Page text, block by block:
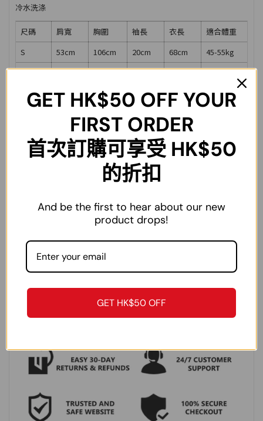
冷水洗涤
尺碼 肩寬 胸圍 袖長 衣長
適合體重
S
53cm 106cm 20cm 68cm
45-55kg
M
55cm 110cm 21cm 70cm
55-65kg
57cm 114cm 22cm 72cm
65-70kg
61cm 122cm 24cm 76cm
3XL
63cm 126cm 25cm 80cm
90-100kg
130cm 26cm
138cm 28cm
71cm 148cm
GET HK$50 OFF YOUR
FIRST ORDER
首次訂購可享受 HK$50
的折扣
And be the first to hear about our new
product drops!
GET HK$50 OFF